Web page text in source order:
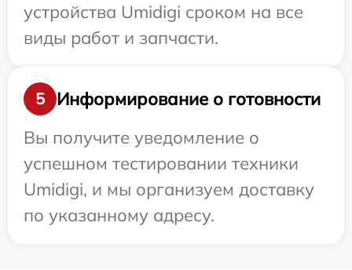
устройства Umidigi сроком на все
виды работ и запчасти.
5
Информирование о готовности
Вы получите уведомление о
успешном тестировании техники
Umidigi, и мы организуем доставку
по указанному адресу.